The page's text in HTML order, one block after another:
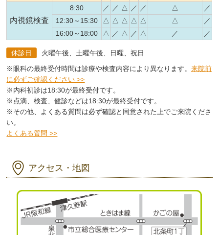
内視鏡検査
8:30 ／ ／ △ ／ ／ △
／
12:30～15:30
△ △ △ △ △ △
／
16:00～18:00
△ ／ △ ／ △ ／ ／
休診日
火曜午後、土曜午後、日曜、祝日
※眼科の最終受付時間は診療や検査内容により異なります。来院前
に必ずご確認ください >>
※内科初診は18:30が最終受付です。
※点滴、検査、健診などは18:30が最終受付です。
※その他、よくある質問は必ず確認と同意された上でご来院くださ
い。
よくある質問 >>
アクセス・地図